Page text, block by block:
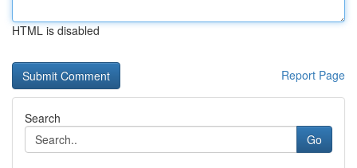
HTML is disabled
Report Page
Search
Go